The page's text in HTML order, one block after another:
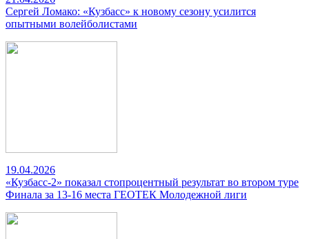
Сергей Ломако: «Кузбасс» к новому сезону усилится
опытными волейболистами
19.04.2026
«Кузбасс-2» показал стопроцентный результат во втором туре
Финала за 13-16 места ГЕОТЕК Молодежной лиги